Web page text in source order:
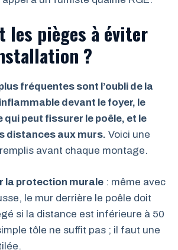
les pièges à éviter
?
fréquentes sont l’oubli de la
devant le foyer, le
peut fissurer le poêle, et le
distances aux murs. Voici une
avant chaque montage.
la protection murale : même avec
le mur derrière le poêle doit
si la distance est inférieure à 50
tôle ne suffit pas ; il faut une